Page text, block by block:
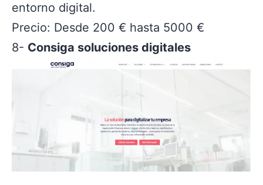
entorno digital.
Precio: Desde 200 € hasta 5000 €
8- Consiga soluciones digitales